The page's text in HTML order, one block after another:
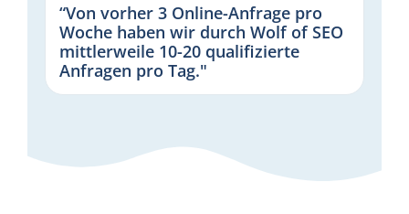
“Von vorher 3 Online-Anfrage pro
Woche haben wir durch Wolf of SEO
mittlerweile 10-20 qualifizierte
Anfragen pro Tag."